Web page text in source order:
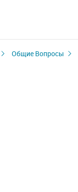
Общие Вопросы